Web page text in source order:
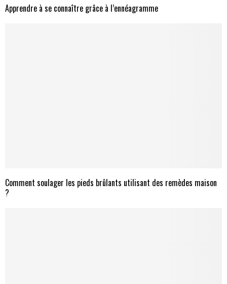
Apprendre à se connaître grâce à l’ennéagramme
Comment soulager les pieds brûlants utilisant des remèdes maison
?